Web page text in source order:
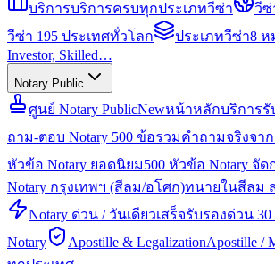
บริการบริการครบทุกประเภทวีซ่า วีซ่
วีซ่า 195 ประเทศทั่วโลก
ประเภทวีซ่า8 ห
Investor, Skilled…
Notary Public
ศูนย์ Notary PublicNewหน้าหลักบริการรั
ถาม-ตอบ Notary 500 ข้อรวมคำถามจริงจา
หัวข้อ Notary ยอดนิยม500 หัวข้อ Notary จั
Notary กรุงเทพฯ (สีลม/อโศก)ทนายในสีลม
Notary ด่วน / วันเดียวเสร็จรับรองด่วน
Notary
Apostille & LegalizationApostille /